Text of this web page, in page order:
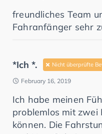
freundliches Team
Fahranfänger sehr
*Ich *. Nicht überprüfte
February 16, 2019
Ich habe meinen
problemlos mit zwei
können. Die